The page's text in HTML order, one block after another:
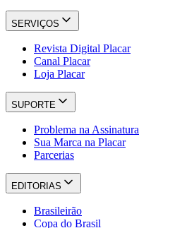
SERVIÇOS
Revista Digital Placar
Canal Placar
Loja Placar
SUPORTE
Problema na Assinatura
Sua Marca na Placar
Parcerias
EDITORIAS
Brasileirão
Copa do Brasil